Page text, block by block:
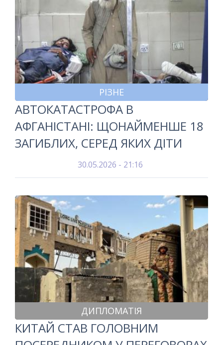
РІЗНЕ
АВТОКАТАСТРОФА В
АФГАНІСТАНІ: ЩОНАЙМЕНШЕ 18
ЗАГИБЛИХ, СЕРЕД ЯКИХ ДІТИ
30.05.2026 - 21:16
ДИПЛОМАТІЯ
КИТАЙ СТАВ ГОЛОВНИМ